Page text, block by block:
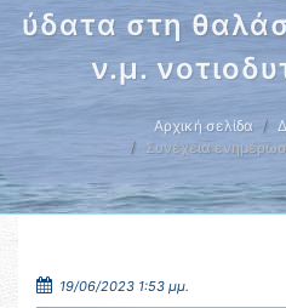
ύδατα στη
ν.μ.
Αρχική σελίδα
Συνέχεια
19/06/2023 1:53 μμ.